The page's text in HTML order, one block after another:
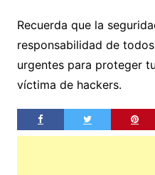
Recuerda que la
responsabilidad de
urgentes para proteger
víctima de hackers.